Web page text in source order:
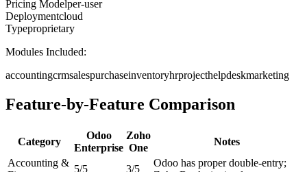
Pricing Modelper-user
Deploymentcloud
Typeproprietary
Modules Included:
accountingcrmsalespurchaseinventoryhrprojecthelpdeskmarketing
Feature-by-Feature Comparison
Category
Odoo
Enterprise
Zoho
One
Notes
Accounting &
5/5 3/5
Odoo has proper double-entry;